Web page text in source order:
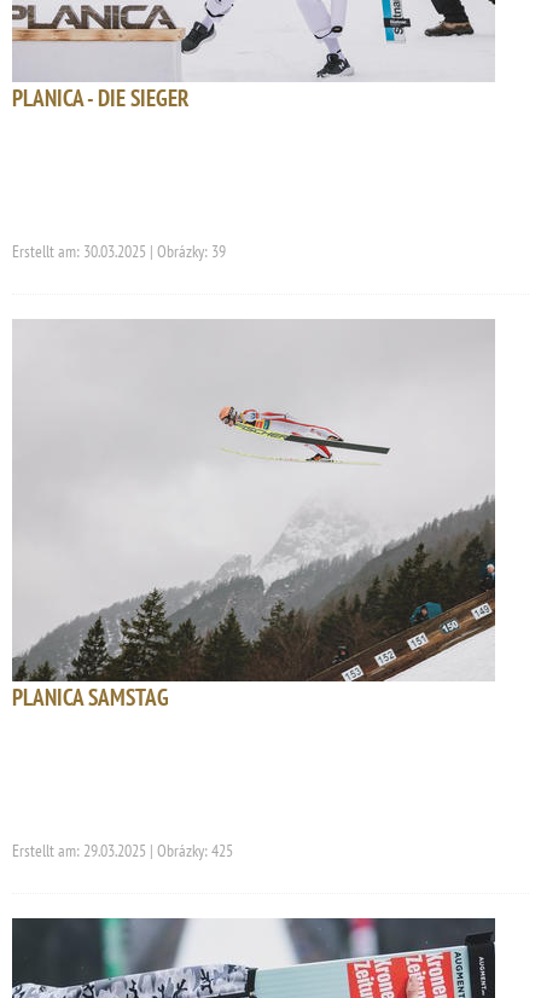
PLANICA - DIE SIEGER
Erstellt am: 30.03.2025 | Obrázky: 39
PLANICA SAMSTAG
Erstellt am: 29.03.2025 | Obrázky: 425